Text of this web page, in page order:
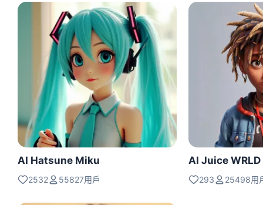
AI Hatsune Miku
2532 55827用戶
AI Juice WRLD
293 25498用